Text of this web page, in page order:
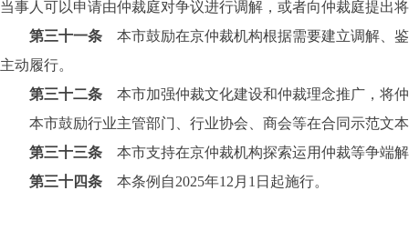
当事人可以申请由仲裁庭对争议进行调解，或者向仲裁庭提出
第三十一条 本市鼓励在京仲裁机构根据需要建立调解、
主动履行。
第三十二条 本市加强仲裁文化建设和仲裁理念推广，将
本市鼓励行业主管部门、行业协会、商会等在合同示范文本
第三十三条 本市支持在京仲裁机构探索运用仲裁等争端
第三十四条 本条例自2025年12月1日起施行。